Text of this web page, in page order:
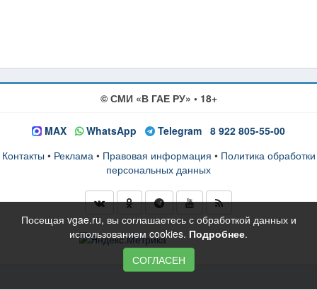
© СМИ «В ГАЕ РУ» • 18+
MAX WhatsApp Telegram 8 922 805-55-00
Контакты • Реклама • Правовая информация • Политика обработки
персональных данных
Посещая vgae.ru, вы соглашаетесь с обработкой данных и
использованием cookies. Подробнее.
СОГЛАСЕН